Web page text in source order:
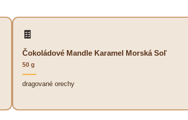
🍫
Čokoládové Mandle Karamel Morská Soľ
50 g
dragované orechy